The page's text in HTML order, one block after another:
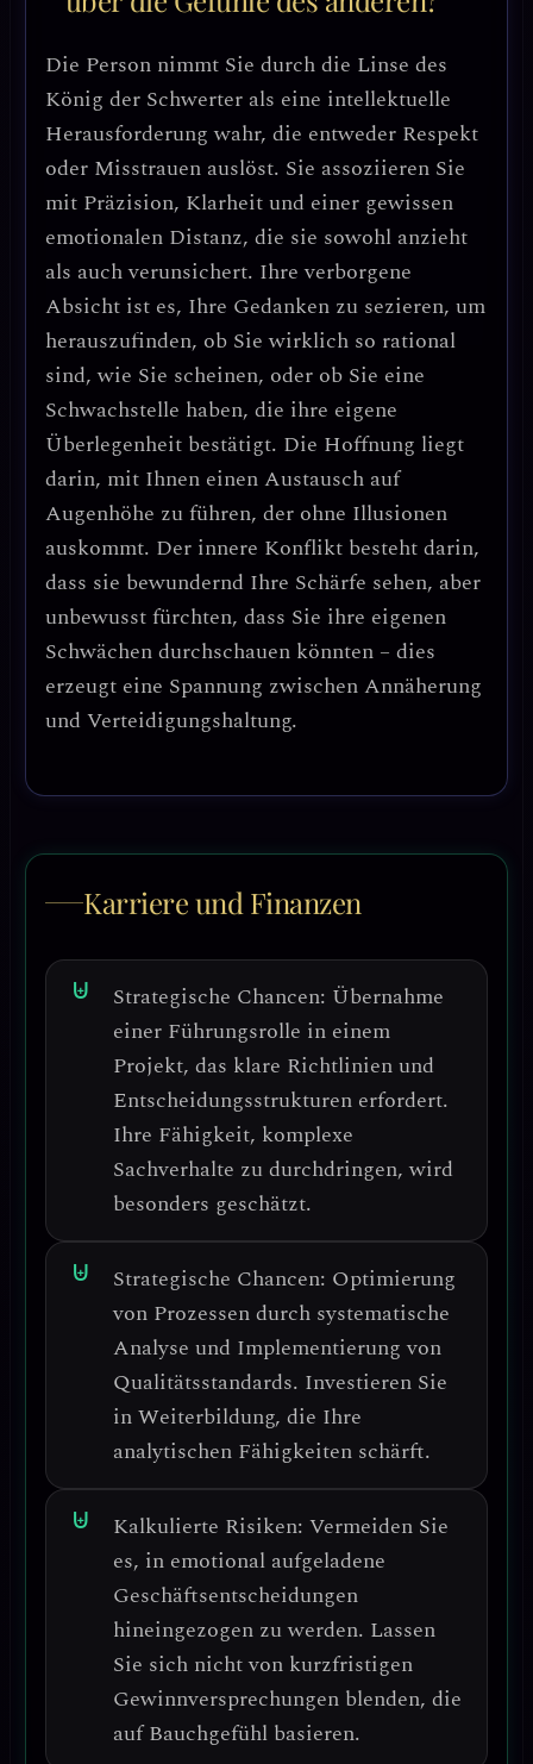
Die Person nimmt Sie durch die Linse des
König der Schwerter als eine intellektuelle
Herausforderung wahr, die entweder Respekt
oder Misstrauen auslöst. Sie assoziieren Sie
mit Präzision, Klarheit und einer gewissen
emotionalen Distanz, die sie sowohl anzieht
als auch verunsichert. Ihre verborgene
Absicht ist es, Ihre Gedanken zu sezieren, um
herauszufinden, ob Sie wirklich so rational
sind, wie Sie scheinen, oder ob Sie eine
Schwachstelle haben, die ihre eigene
Überlegenheit bestätigt. Die Hoffnung liegt
darin, mit Ihnen einen Austausch auf
Augenhöhe zu führen, der ohne Illusionen
auskommt. Der innere Konflikt besteht darin,
dass sie bewundernd Ihre Schärfe sehen, aber
unbewusst fürchten, dass Sie ihre eigenen
Schwächen durchschauen könnten – dies
erzeugt eine Spannung zwischen Annäherung
und Verteidigungshaltung.
Karriere und Finanzen
Strategische Chancen: Übernahme
einer Führungsrolle in einem
Projekt, das klare Richtlinien und
Entscheidungsstrukturen erfordert.
Ihre Fähigkeit, komplexe
Sachverhalte zu durchdringen, wird
besonders geschätzt.
Strategische Chancen: Optimierung
von Prozessen durch systematische
Analyse und Implementierung von
Qualitätsstandards. Investieren Sie
in Weiterbildung, die Ihre
analytischen Fähigkeiten schärft.
Kalkulierte Risiken: Vermeiden Sie
es, in emotional aufgeladene
Geschäftsentscheidungen
hineingezogen zu werden. Lassen
Sie sich nicht von kurzfristigen
Gewinnversprechungen blenden, die
auf Bauchgefühl basieren.